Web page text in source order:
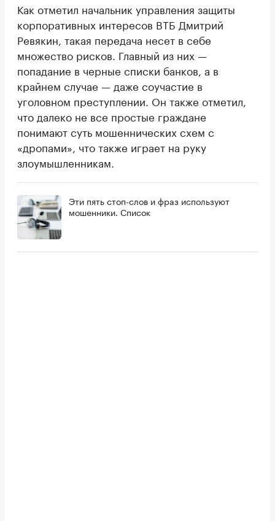
Как отметил начальник управления защиты
корпоративных интересов ВТБ Дмитрий
Ревякин, такая передача несет в себе
множество рисков. Главный из них —
попадание в черные списки банков, а в
крайнем случае — даже соучастие в
уголовном преступлении. Он также отметил,
что далеко не все простые граждане
понимают суть мошеннических схем с
«дропами», что также играет на руку
злоумышленникам.
Эти пять стоп-слов и фраз используют
мошенники. Список